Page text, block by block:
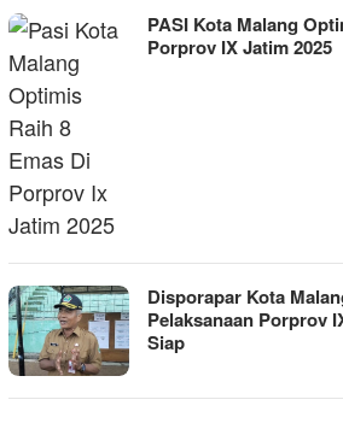
PASI Kota Malang
Porprov IX Jatim 2025
Disporapar Kota
Pelaksanaan Porprov
Siap